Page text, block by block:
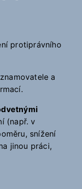
protiprávního
a
(např. v
snížení
jinou práci,